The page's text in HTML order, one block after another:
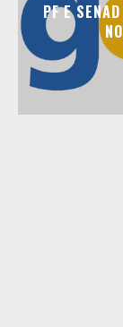
PF E